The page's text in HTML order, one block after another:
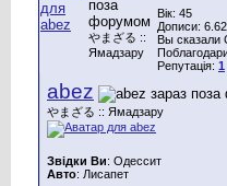
やまざる ::
Ямадзару
Вік: 45
Дописи:
Вы сказали
Репутація: 1
abez
やまざる :: Ямадзару
Звідки Ви: Одессит
Авто: Лисапет